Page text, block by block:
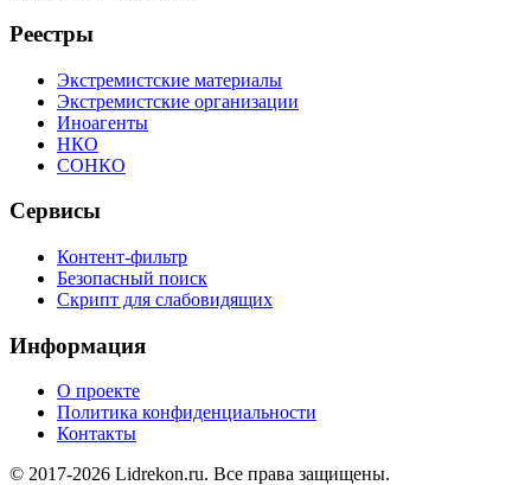
Реестры
Экстремистские материалы
Экстремистские организации
Иноагенты
НКО
СОНКО
Сервисы
Контент-фильтр
Безопасный поиск
Скрипт для слабовидящих
Информация
О проекте
Политика конфиденциальности
Контакты
© 2017-2026 Lidrekon.ru. Все права защищены.